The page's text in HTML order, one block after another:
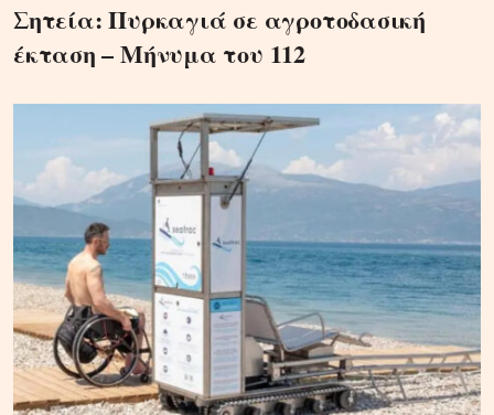
Σητεία: Πυρκαγιά σε αγροτοδασική
έκταση – Μήνυμα του 112